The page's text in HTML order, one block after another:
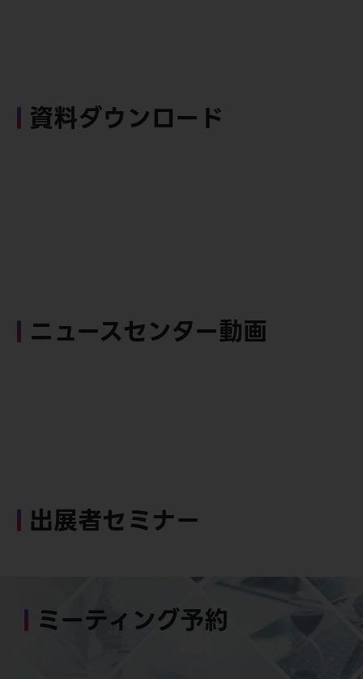
資料ダウンロード
ニュースセンター動画
出展者セミナー
ミーティング予約